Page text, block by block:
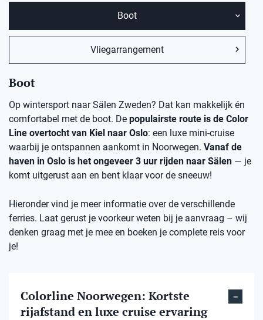
Boot
Vliegarrangement
Boot
Op wintersport naar Sälen Zweden? Dat kan makkelijk én
comfortabel met de boot. De populairste route is de Color
Line overtocht van Kiel naar Oslo: een luxe mini-cruise
waarbij je ontspannen aankomt in Noorwegen. Vanaf de
haven in Oslo is het ongeveer 3 uur rijden naar Sälen — je
komt uitgerust aan en bent klaar voor de sneeuw!
Hieronder vind je meer informatie over de verschillende
ferries. Laat gerust je voorkeur weten bij je aanvraag – wij
denken graag met je mee en boeken je complete reis voor
je!
Colorline Noorwegen: Kortste
rijafstand en luxe cruise ervaring